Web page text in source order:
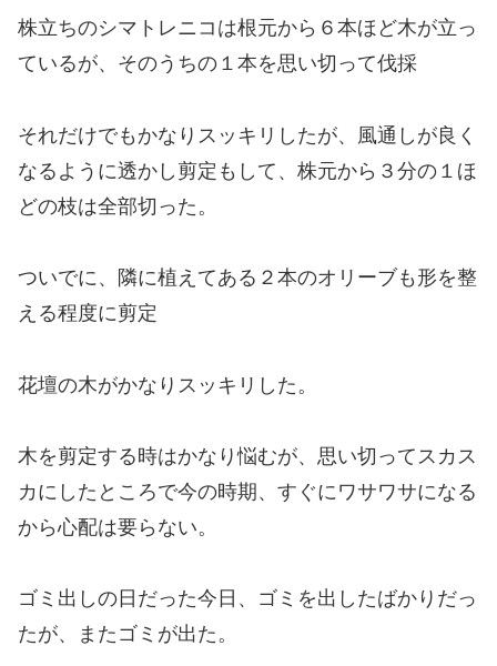
株立ちのシマトレニコは根元から６本ほど木が立っ
ているが、そのうちの１本を思い切って伐採
それだけでもかなりスッキリしたが、風通しが良く
なるように透かし剪定もして、株元から３分の１ほ
どの枝は全部切った。
ついでに、隣に植えてある２本のオリーブも形を整
える程度に剪定
花壇の木がかなりスッキリした。
木を剪定する時はかなり悩むが、思い切ってスカス
カにしたところで今の時期、すぐにワサワサになる
から心配は要らない。
ゴミ出しの日だった今日、ゴミを出したばかりだっ
たが、またゴミが出た。